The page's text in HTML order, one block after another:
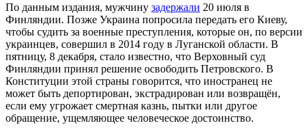
По данным издания, мужчину задержали 20 июля в
Финляндии. Позже Украина попросила передать его Киеву,
чтобы судить за военные преступления, которые он, по версии
украинцев, совершил в 2014 году в Луганской области. В
пятницу, 8 декабря, стало известно, что Верховный суд
Финляндии принял решение освободить Петровского. В
Конституции этой страны говорится, что иностранец не
может быть депортирован, экстрадирован или возвращён,
если ему угрожает смертная казнь, пытки или другое
обращение, ущемляющее человеческое достоинство.